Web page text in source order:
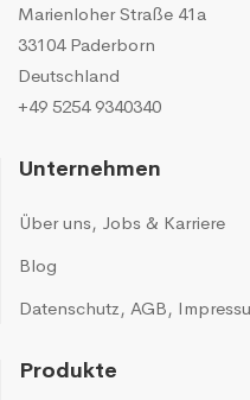
Marienloher Straße 41a
33104 Paderborn
Deutschland
+49 5254 9340340
Unternehmen
Über uns, Jobs & Karriere
Blog
Datenschutz, AGB,
Produkte